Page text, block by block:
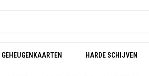
GEHEUGENKAARTEN HARDE SCHIJVEN